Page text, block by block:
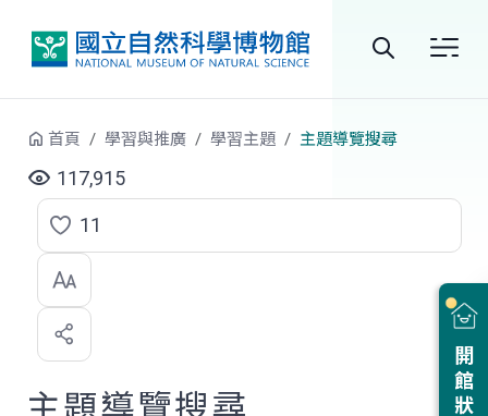
站
尋
開館狀態
首頁 學習與推廣 學習主題 主題導覽搜尋
117,915
點
選
喜
歡
11